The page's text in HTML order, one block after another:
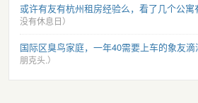
或许有友有杭州租房经验么，看了几个公
没有休息日）
国际区臭鸟家庭，一年40需要上车的象友
朋克头.）